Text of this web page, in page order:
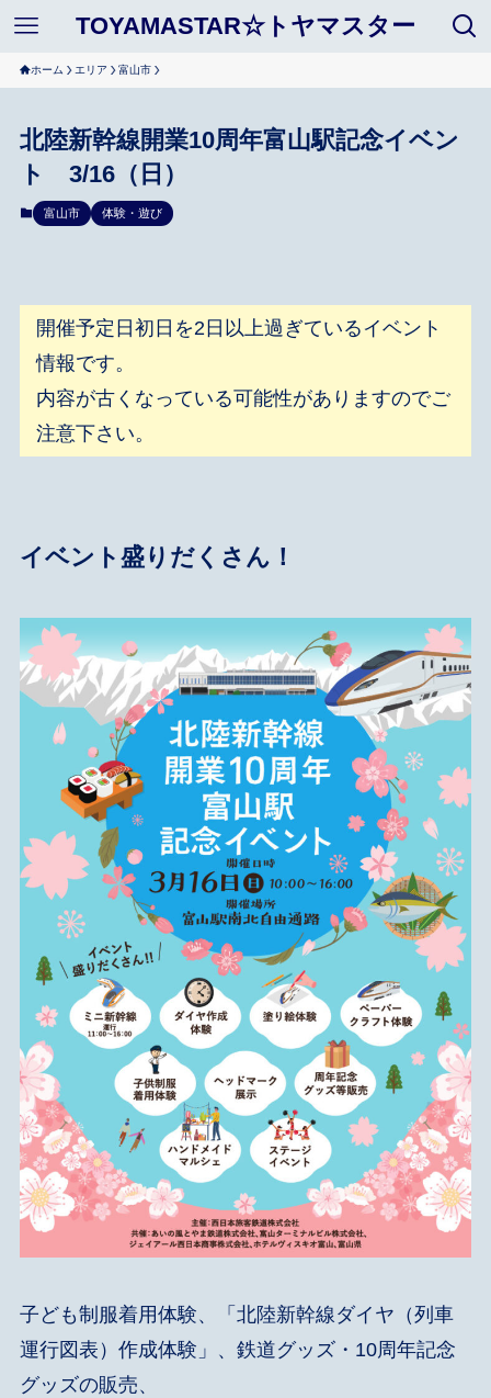
TOYAMASTAR☆トヤマスター
ホーム エリア 富山市
北陸新幹線開業10周年富山駅記念イベン
ト 3/16（日）
富山市 体験・遊び
開催予定日初日を2日以上過ぎているイベント
情報です。
内容が古くなっている可能性がありますのでご
注意下さい。
イベント盛りだくさん！
子ども制服着用体験、「北陸新幹線ダイヤ（列車
運行図表）作成体験」、鉄道グッズ・10周年記念
グッズの販売、